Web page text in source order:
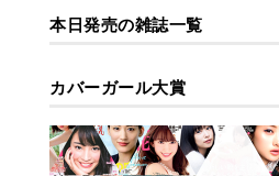
本日発売の雑誌一覧
カバーガール大賞